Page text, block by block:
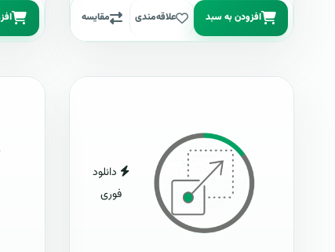
افزودن به سبد علاقه‌مندی مقایسه
دانلود
فوری